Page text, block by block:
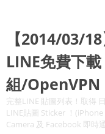
【2014/03/
LINE免費下
組/OpenVPN
完整LINE 貼圖列表！取得
LINE貼圖 Sticker ！
Camera 及 Facebook 即時